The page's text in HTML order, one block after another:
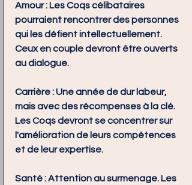
Amour : Les Coqs célibataires
pourraient rencontrer des personnes
qui les défient intellectuellement.
Ceux en couple devront être ouverts
au dialogue.
Carrière : Une année de dur labeur,
mais avec des récompenses à la clé.
Les Coqs devront se concentrer sur
l'amélioration de leurs compétences
et de leur expertise.
Santé : Attention au surmenage. Les